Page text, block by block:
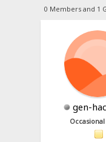
0 Members and 1
gen-